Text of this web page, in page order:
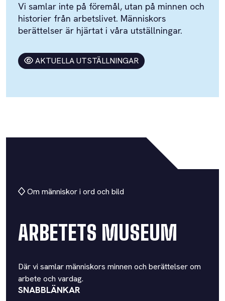
Vi samlar inte på föremål, utan på minnen och
historier från arbetslivet. Människors
berättelser är hjärtat i våra utställningar.
AKTUELLA UTSTÄLLNINGAR
Om människor i ord och bild
ARBETETS MUSEUM
Där vi samlar människors minnen och berättelser om
arbete och vardag.
SNABBLÄNKAR